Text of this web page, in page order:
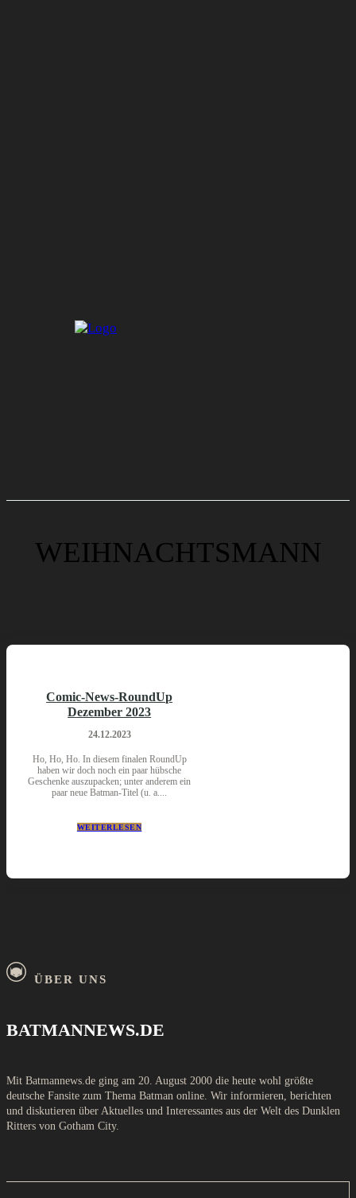
WEIHNACHTSMANN
Comic-News-RoundUp
Dezember 2023
24.12.2023
Ho, Ho, Ho. In diesem finalen RoundUp
haben wir doch noch ein paar hübsche
Geschenke auszupacken; unter anderem ein
paar neue Batman-Titel (u. a....
WEITERLESEN
ÜBER UNS
BATMANNEWS.DE
Mit Batmannews.de ging am 20. August 2000 die heute wohl größte
deutsche Fansite zum Thema Batman online. Wir informieren, berichten
und diskutieren über Aktuelles und Interessantes aus der Welt des Dunklen
Ritters von Gotham City.